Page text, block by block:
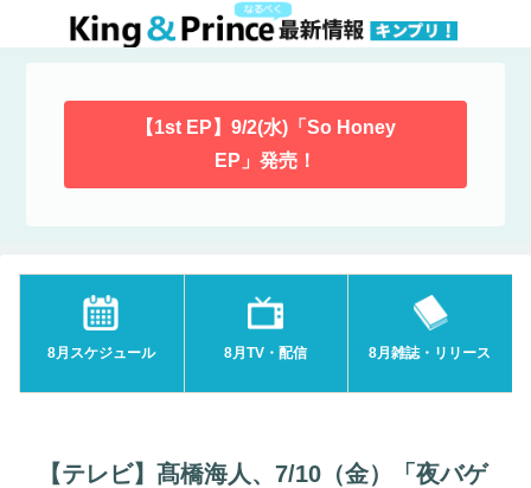
【1st EP】9/2(水)「So Honey
EP」発売！
8月スケジュール 8月TV・配信 8月雑誌・リリース
【テレビ】髙橋海人、7/10（金）「夜バゲ